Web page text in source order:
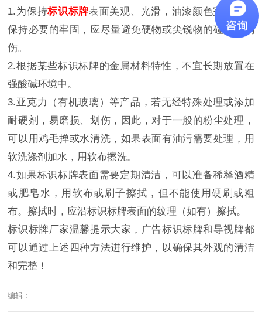
1.为保持标识标牌表面美观、光滑，油漆颜色完整，并
保持必要的牢固，应尽量避免硬物或尖锐物的碰撞和刺
伤。
2.根据某些标识标牌的金属材料特性，不宜长期放置在
强酸碱环境中。
3.亚克力（有机玻璃）等产品，若无经特殊处理或添加
耐硬剂，易磨损、划伤，因此，对于一般的粉尘处理，
可以用鸡毛掸或水清洗，如果表面有油污需要处理，用
软洗涤剂加水，用软布擦洗。
4.如果标识标牌表面需要定期清洁，可以准备稀释酒精
或肥皂水，用软布或刷子擦拭，但不能使用硬刷或粗
布。擦拭时，应沿标识标牌表面的纹理（如有）擦拭。
标识标牌厂家温馨提示大家，广告标识标牌和导视牌都
可以通过上述四种方法进行维护，以确保其外观的清洁
和完整！
编辑：